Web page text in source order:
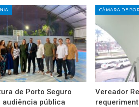
de Porto Seguro
audiência pública
Vereador